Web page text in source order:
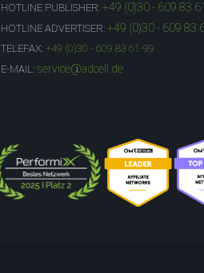
HOTLINE PUBLISHER: +49 (0)30 - 609 83
HOTLINE ADVERTISER: +49 (0)30 - 609 83
TELEFAX: +49 (0)30 - 609 83 61-99
E-MAIL: service@adcell.de